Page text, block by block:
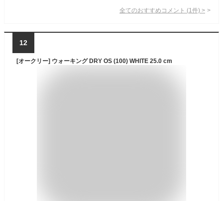
全てのおすすめコメント (1 件) >
12
[オークリー] ウォーキング DRY OS (100) WHITE 25.0 cm